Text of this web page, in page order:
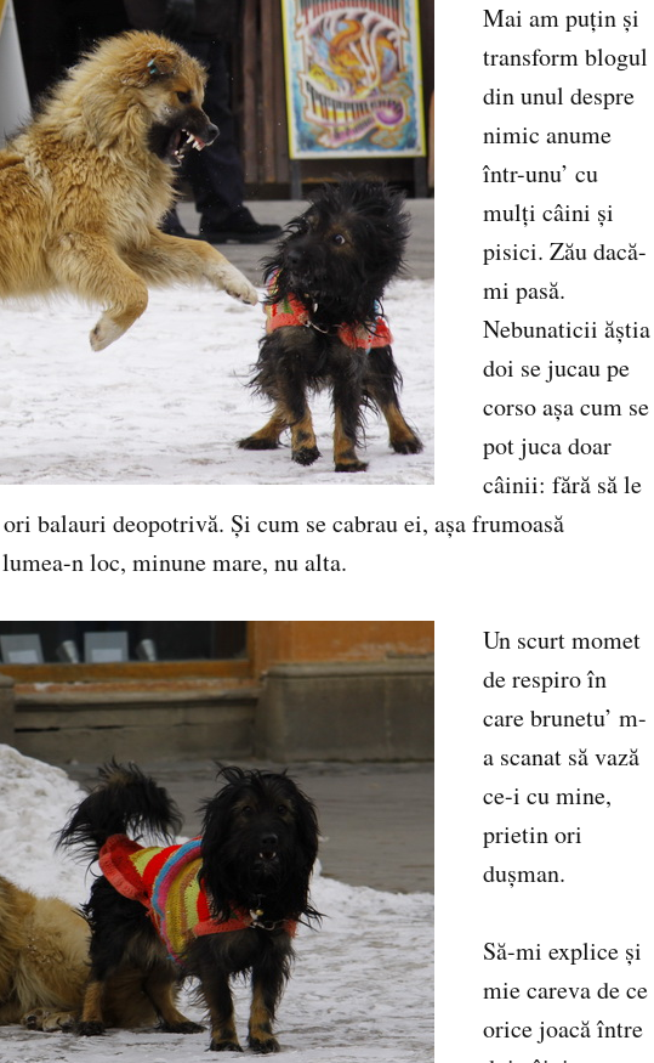
Mai am puţin şi
transform blogul
din unul despre
nimic anume
într-unu’ cu
mulţi câini şi
pisici. Zău dacă-
mi pasă.
Nebunaticii ăştia
doi se jucau pe
corso aşa cum se
pot juca doar
câinii: fără să le
balauri deopotrivă. Şi cum se cabrau ei, aşa frumoasă
n loc, minune mare, nu alta.
Un scurt momet
de respiro în
care brunetu’ m-
a scanat să vază
ce-i cu mine,
prietin ori
duşman.
Să-mi explice şi
mie careva de ce
orice joacă între